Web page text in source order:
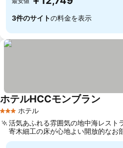
3件のサイトの料金を表示
3 ホテルのランク
ホテル
ホテルHCCモンブラン
活気あふれる雰囲気の地中海レスト
寄木細工の床が心地よい開放的なお